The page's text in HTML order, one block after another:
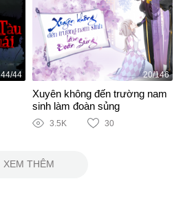
44/44 20/146
Xuyên không đến trường nam
sinh làm đoàn sủng
3.5K 30
XEM THÊM